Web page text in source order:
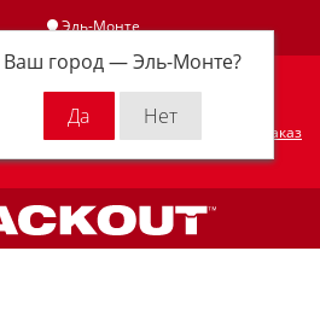
Эль-Монте
Ваш город —Эль-Монте?
Личный кабинет
Оформить заказ